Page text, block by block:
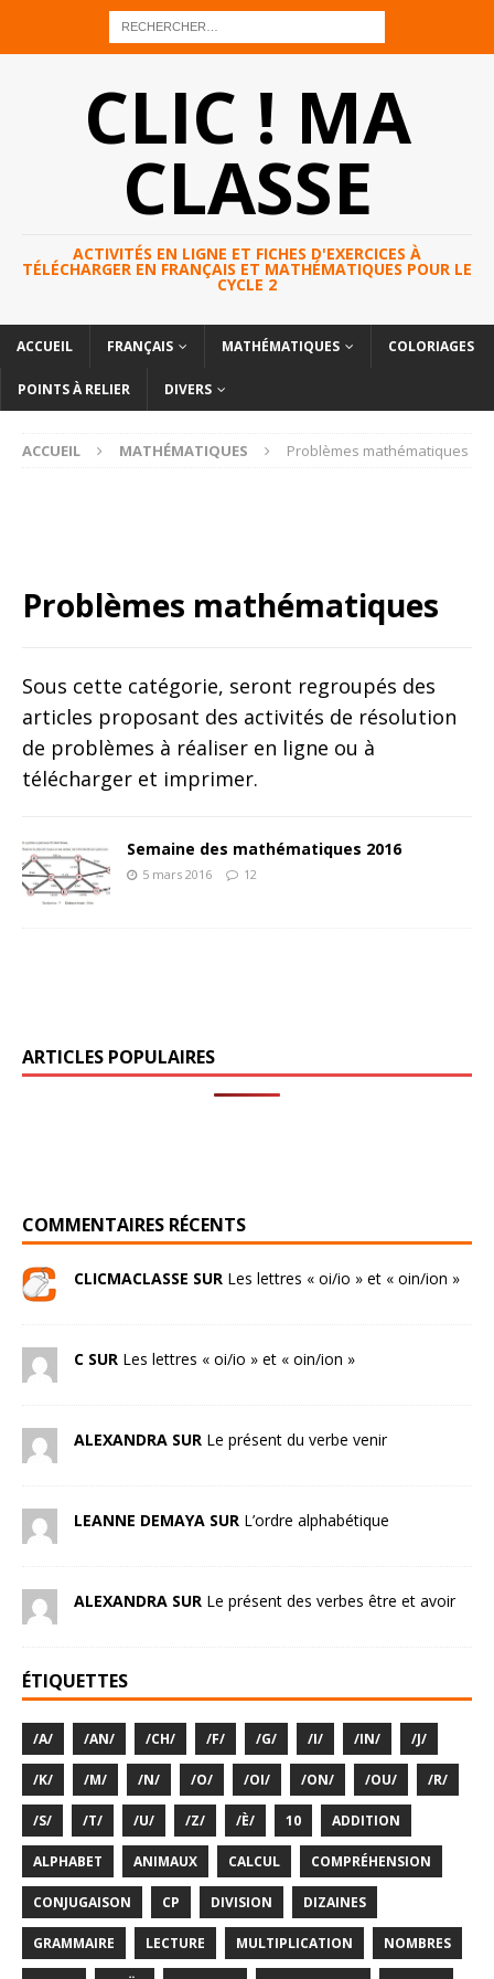
CLIC ! MA
CLASSE
ACTIVITÉS EN LIGNE ET FICHES D'EXERCICES À
TÉLÉCHARGER EN FRANÇAIS ET MATHÉMATIQUES POUR LE
CYCLE 2
ACCUEIL FRANÇAIS MATHÉMATIQUES COLORIAGES
POINTS À RELIER DIVERS
ACCUEIL MATHÉMATIQUES Problèmes mathématiques
Problèmes mathématiques
Sous cette catégorie, seront regroupés des
articles proposant des activités de résolution
de problèmes à réaliser en ligne ou à
télécharger et imprimer.
Semaine des mathématiques 2016
5 mars 2016 12
ARTICLES POPULAIRES
COMMENTAIRES RÉCENTS
CLICMACLASSE SUR Les lettres « oi/io » et « oin/ion »
C SUR Les lettres « oi/io » et « oin/ion »
ALEXANDRA SUR Le présent du verbe venir
LEANNE DEMAYA SUR L’ordre alphabétique
ALEXANDRA SUR Le présent des verbes être et avoir
ÉTIQUETTES
/A/ /AN/ /CH/ /F/ /G/ /I/ /IN/ /J/
/K/ /M/ /N/ /O/ /OI/ /ON/ /OU/ /R/
/S/ /T/ /U/ /Z/ /È/ 10 ADDITION
ALPHABET ANIMAUX CALCUL COMPRÉHENSION
CONJUGAISON CP DIVISION DIZAINES
GRAMMAIRE LECTURE MULTIPLICATION NOMBRES